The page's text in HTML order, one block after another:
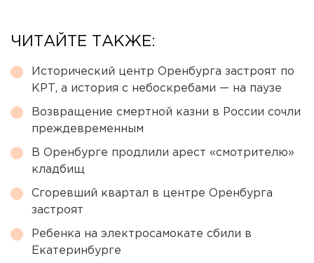
ЧИТАЙТЕ ТАКЖЕ:
Исторический центр Оренбурга застроят по
КРТ, а история с небоскребами — на паузе
Возвращение смертной казни в России сочли
преждевременным
В Оренбурге продлили арест «смотрителю»
кладбищ
Сгоревший квартал в центре Оренбурга
застроят
Ребенка на электросамокате сбили в
Екатеринбурге